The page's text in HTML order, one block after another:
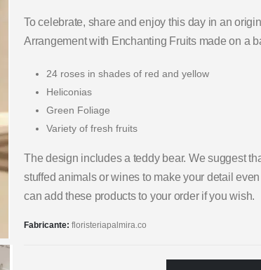
To celebrate, share and enjoy this day in an
Arrangement with Enchanting Fruits made on a
24 roses in shades of red and yellow
Heliconias
Green Foliage
Variety of fresh fruits
The design includes a teddy bear. We suggest
stuffed animals or wines to make your detail
can add these products to your order if you wish.
Fabricante: floristeriapalmira.co